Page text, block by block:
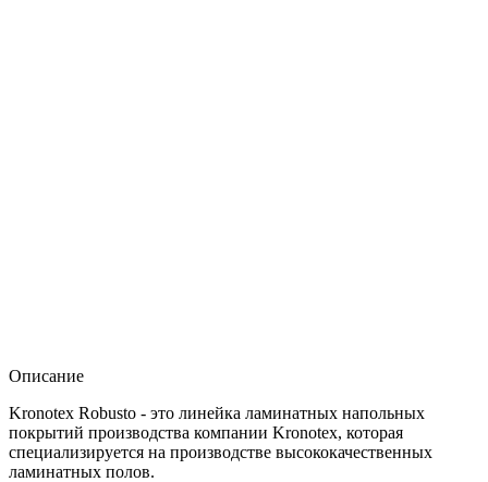
Описание
Kronotex Robusto - это линейка ламинатных напольных
покрытий производства компании Kronotex, которая
специализируется на производстве высококачественных
ламинатных полов.